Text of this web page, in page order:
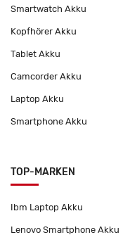
Smartwatch Akku
Kopfhörer Akku
Tablet Akku
Camcorder Akku
Laptop Akku
Smartphone Akku
TOP-MARKEN
Ibm Laptop Akku
Lenovo Smartphone Akku